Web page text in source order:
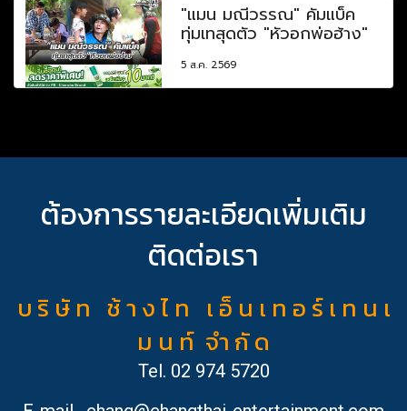
"แมน มณีวรรณ" คัมแบ็ค
ทุ่มเทสุดตัว "หัวอกพ่อฮ้าง"
5 ส.ค. 2569
ต้องการรายละเอียดเพิ่มเติม
ติดต่อเรา
บ ริ ษั ท ช้ า ง ไ ท เ อ็ น เ ท อ ร์ เ ท น เ
ม น ท์ จำ กั ด
Tel. 02 974 5720